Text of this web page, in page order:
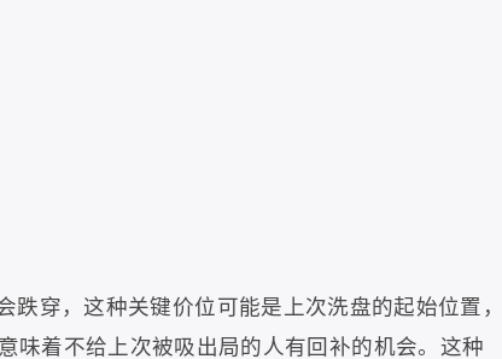
穿，这种关键价位可能是上次洗盘的起始位置，
味着不给上次被吸出局的人有回补的机会。这种